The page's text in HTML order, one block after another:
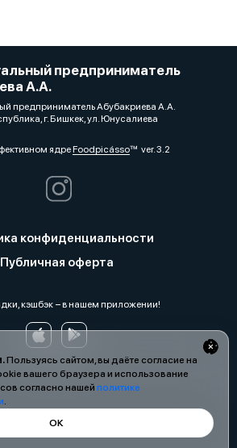
Пользуясь сайтом, вы даёте согласие на
вашего браузера и использование
согласно нашей политике
.
ОК
предприниматель
А.А.
предприниматель Абубакриева А.А.
г. Бишкек, ул. Юнусалиева
ядреFoodpicássover. 3.2
конфиденциальности
Публичная оферта
кэшбэк − в нашем приложении!